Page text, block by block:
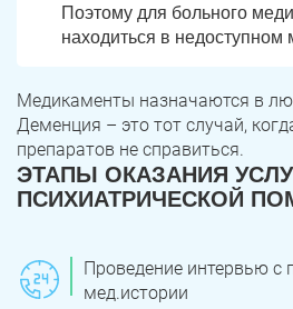
Поэтому для больного
находиться в недоступном
Медикаменты назначаются в
Деменция – это тот случай,
препаратов не справиться.
ЭТАПЫ ОКАЗАНИЯ
ПСИХИАТРИЧЕСКОЙ
Проведение интервью с
мед.истории
Я ознакомлен и принимаю
Пласт
Еманжелинск
Аша
Южноуральск